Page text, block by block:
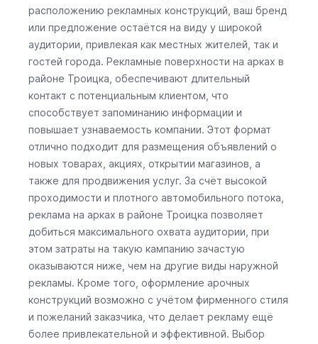
расположению рекламных конструкций, ваш бренд
или предложение остаётся на виду у широкой
аудитории, привлекая как местных жителей, так и
гостей города. Рекламные поверхности на арках в
районе Троицка, обеспечивают длительный
контакт с потенциальным клиентом, что
способствует запоминанию информации и
повышает узнаваемость компании. Этот формат
отлично подходит для размещения объявлений о
новых товарах, акциях, открытии магазинов, а
также для продвижения услуг. За счёт высокой
проходимости и плотного автомобильного потока,
реклама на арках в районе Троицка позволяет
добиться максимального охвата аудитории, при
этом затраты на такую кампанию зачастую
оказываются ниже, чем на другие виды наружной
рекламы. Кроме того, оформление арочных
конструкций возможно с учётом фирменного стиля
и пожеланий заказчика, что делает рекламу ещё
более привлекательной и эффективной. Выбор